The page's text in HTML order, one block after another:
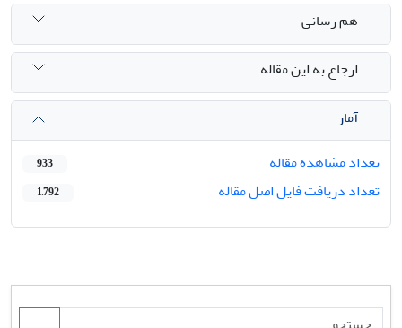
هم رسانی
ارجاع به این مقاله
آمار
تعداد مشاهده مقاله
933
تعداد دریافت فایل اصل مقاله 1,792